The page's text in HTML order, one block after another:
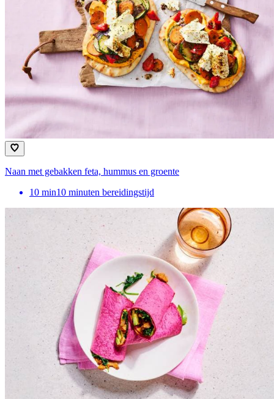
Naan met gebakken feta, hummus en groente
10 min10 minuten bereidingstijd